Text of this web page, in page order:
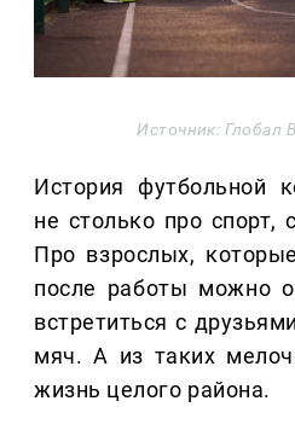
Источник: Глобал
История футбольной
не столько про спорт,
Про взрослых,
после работы можно
встретиться с
мяч. А из таких
жизнь целого района.